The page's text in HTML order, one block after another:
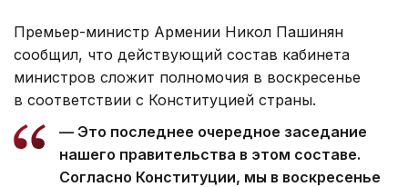
Премьер-министр Армении Никол Пашинян
сообщил, что действующий состав кабинета
министров сложит полномочия в воскресенье
в соответствии с Конституцией страны.
— Это последнее очередное заседание
нашего правительства в этом составе.
Согласно Конституции, мы в воскресенье